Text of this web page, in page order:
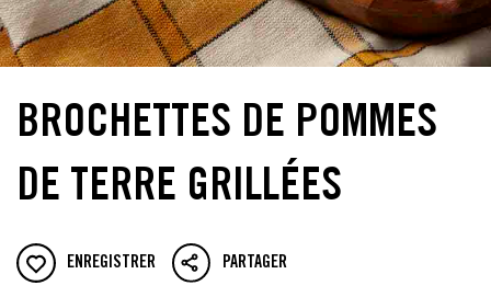
BROCHETTES DE POMMES
DE TERRE GRILLÉES
ENREGISTRER PARTAGER